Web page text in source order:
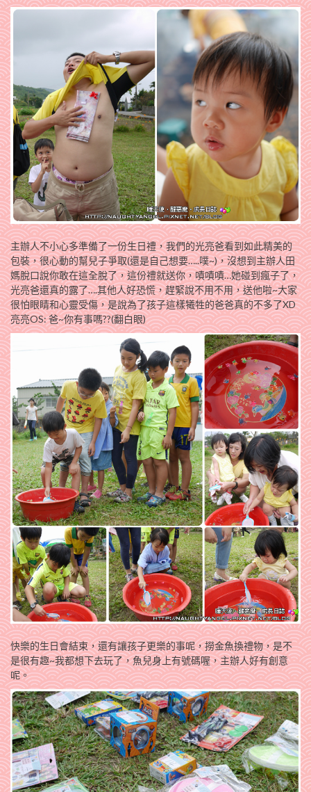
主辦人不小心多準備了一份生日禮，我們的光亮爸看到如此精美的
包裝，很心動的幫兒子爭取(還是自己想要…..噗~)，沒想到主辦人田
媽脫口說你敢在這全脫了，這份禮就送你，嘖嘖嘖…她碰到瘋子了，
光亮爸還真的露了….其他人好恐慌，趕緊說不用不用，送他啦~大家
很怕眼睛和心靈受傷，是說為了孩子這樣犧牲的爸爸真的不多了XD
亮亮OS: 爸~你有事嗎??(翻白眼)
快樂的生日會結束，還有讓孩子更樂的事呢，撈金魚換禮物，是不
是很有趣~我都想下去玩了，魚兒身上有號碼喔，主辦人好有創意
呢。